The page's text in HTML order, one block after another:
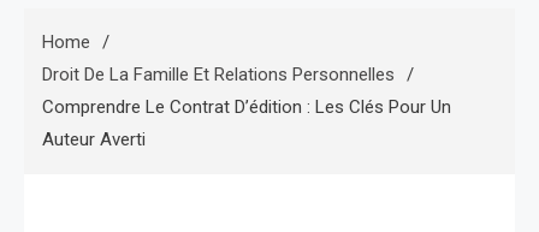
Home
Droit De La Famille Et Relations Personnelles
Comprendre Le Contrat D’édition : Les Clés Pour Un
Auteur Averti